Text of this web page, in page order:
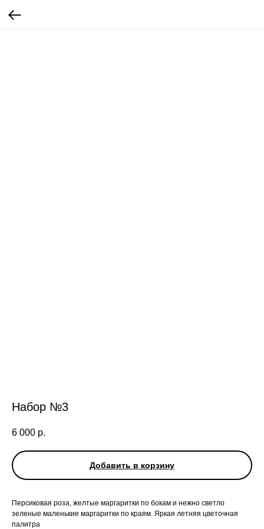
Набор №3
6 000 р.
Добавить в корзину
Персиковая роза, желтые маргаритки по бокам и нежно светло
зеленые маленькие маргаритки по краям. Яркая летняя цветочная
палитра